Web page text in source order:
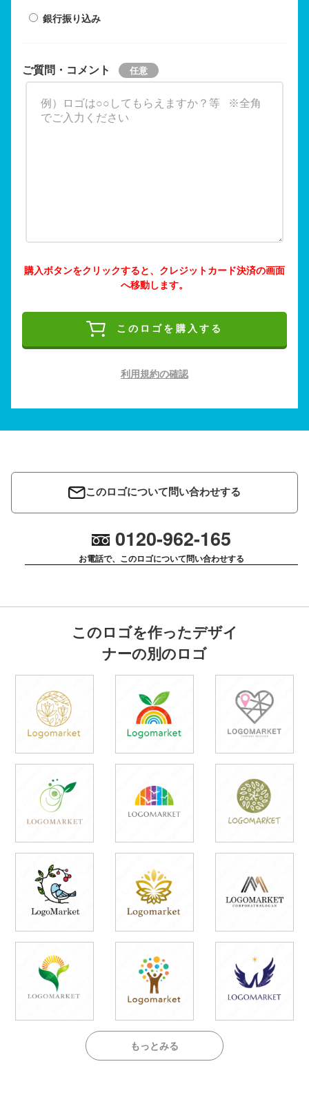
銀行振り込み
ご質問・コメント
購入ボタンをクリックすると、クレジットカード決済の画面
へ移動します。
このロゴを購入する
利用規約の確認
このロゴについて問い合わせする
0120-962-165
お電話で、このロゴについて問い合わせする
このロゴを作ったデザイ
ナーの別のロゴ
もっとみる